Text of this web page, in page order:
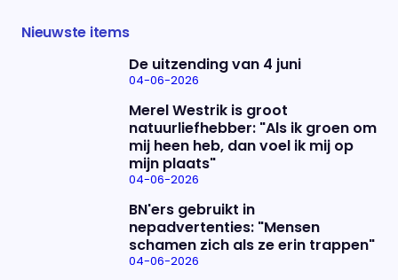
Nieuwste items
De uitzending van 4 juni
04-06-2026
Merel Westrik is groot
natuurliefhebber: "Als ik groen om
mij heen heb, dan voel ik mij op
mijn plaats"
04-06-2026
BN'ers gebruikt in
nepadvertenties: "Mensen
schamen zich als ze erin trappen"
04-06-2026